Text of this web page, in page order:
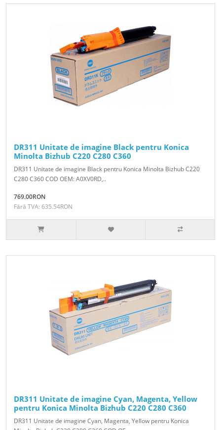
DR311 Unitate de imagine Black pentru Konica
Minolta Bizhub C220 C280 C360
DR311 Unitate de imagine Black pentru Konica Minolta Bizhub C220
C280 C360 COD OEM: A0XV0RD,..
769.00RON
Fără TVA: 635.54RON
DR311 Unitate de imagine Cyan, Magenta, Yellow
pentru Konica Minolta Bizhub C220 C280 C360
DR311 Unitate de imagine Cyan, Magenta, Yellow pentru Konica